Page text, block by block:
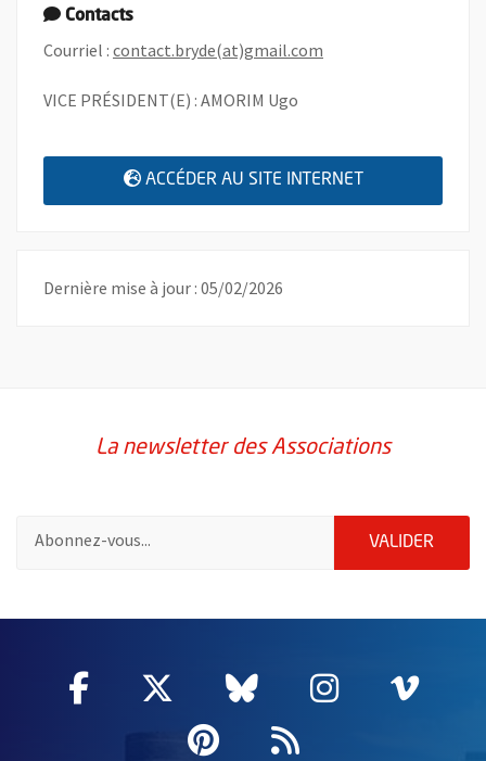
Contacts
Courriel : contact.bryde(at)gmail.com
VICE PRÉSIDENT(E) : AMORIM Ugo
ACCÉDER AU SITE INTERNET , OUVRE UNE
Dernière mise à jour : 05/02/2026
La newsletter des Associations
VALIDER
Facebook
, Ouvre une nouvelle fenêtre
Twitter
, Ouvre une nouvelle
Bluesky
, Ouvre une
Instagram
, Ouvre
,
Pinterest
, Ouvre une
Flux RSS